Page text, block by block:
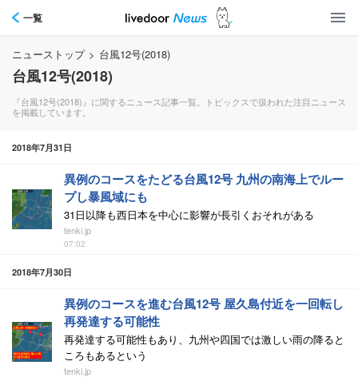
一覧
ニューストップ > 台風12号(2018)
台風12号(2018)
『台風12号(2018)』に関するニュース記事一覧。トピックスで扱われた注目ニュース
を掲載しています。
2018年7月31日
異例のコースをたどる台風12号 九州の南海上でルー
プし暴風域にも
31日以降も西日本を中心に影響が長引くおそれがある
tenki.jp
07:02
2018年7月30日
異例のコースを進む台風12号 屋久島付近を一回転し
再発達する可能性
再発達する可能性もあり、九州や四国では激しい雨の降ると
ころもあるという
tenki.jp